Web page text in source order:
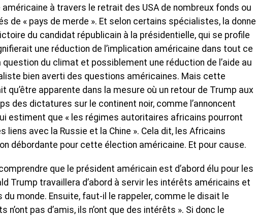
américaine à travers le retrait des USA de nombreux fonds ou
de « pays de merde ». Et selon certains spécialistes, la donne
du candidat républicain à la présidentielle, qui se profile
une réduction de l’implication américaine dans tout ce
du climat et possiblement une réduction de l’aide au
bien averti des questions américaines. Mais cette
qu’être apparente dans la mesure où un retour de Trump aux
des dictatures sur le continent noir, comme l’annoncent
estiment que « les régimes autoritaires africains pourront
avec la Russie et la Chine ». Cela dit, les Africains
débordante pour cette élection américaine. Et pour cause.
que le président américain est d’abord élu pour les
Trump travaillera d’abord à servir les intérêts américains et
monde. Ensuite, faut-il le rappeler, comme le disait le
n’ont pas d’amis, ils n’ont que des intérêts ». Si donc le